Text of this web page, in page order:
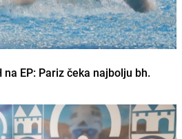
EP: Pariz čeka najbolju bh.